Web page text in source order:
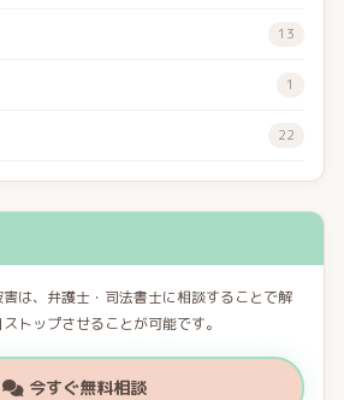
13
1
22
は、弁護士・司法書士に相談することで解
トップさせることが可能です。
今すぐ無料相談